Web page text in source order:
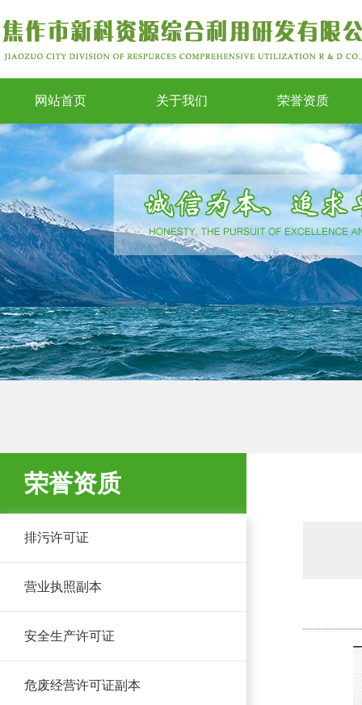
网站首页 关于我们 荣誉资质
荣誉资质
排污许可证
营业执照副本
安全生产许可证
危废经营许可证副本